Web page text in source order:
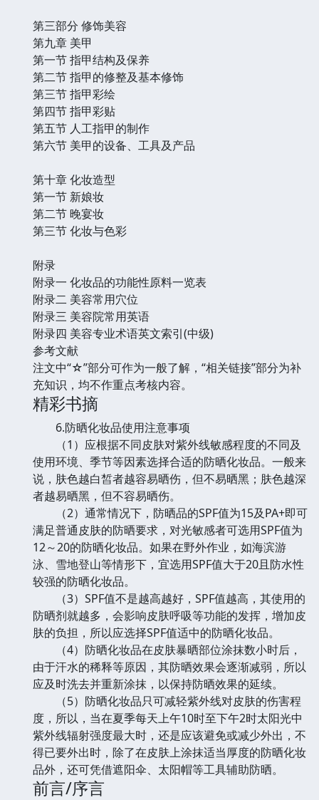
第三部分 修饰美容
第九章 美甲
第一节 指甲结构及保养
第二节 指甲的修整及基本修饰
第三节 指甲彩绘
第四节 指甲彩贴
第五节 人工指甲的制作
第六节 美甲的设备、工具及产品
第十章 化妆造型
第一节 新娘妆
第二节 晚宴妆
第三节 化妆与色彩
附录
附录一 化妆品的功能性原料一览表
附录二 美容常用穴位
附录三 美容院常用英语
附录四 美容专业术语英文索引(中级)
参考文献
注文中“☆”部分可作为一般了解，“相关链接”部分为补
充知识，均不作重点考核内容。
精彩书摘
6.防晒化妆品使用注意事项
（1）应根据不同皮肤对紫外线敏感程度的不同及
使用环境、季节等因素选择合适的防晒化妆品。一般来
说，肤色越白皙者越容易晒伤，但不易晒黑；肤色越深
者越易晒黑，但不容易晒伤。
（2）通常情况下，防晒品的SPF值为15及PA+即可
满足普通皮肤的防晒要求，对光敏感者可选用SPF值为
12～20的防晒化妆品。如果在野外作业，如海滨游
泳、雪地登山等情形下，宜选用SPF值大于20且防水性
较强的防晒化妆品。
（3）SPF值不是越高越好，SPF值越高，其使用的
防晒剂就越多，会影响皮肤呼吸等功能的发挥，增加皮
肤的负担，所以应选择SPF值适中的防晒化妆品。
（4）防晒化妆品在皮肤暴晒部位涂抹数小时后，
由于汗水的稀释等原因，其防晒效果会逐渐减弱，所以
应及时洗去并重新涂抹，以保持防晒效果的延续。
（5）防晒化妆品只可减轻紫外线对皮肤的伤害程
度，所以，当在夏季每天上午10时至下午2时太阳光中
紫外线辐射强度最大时，还是应该避免或减少外出，不
得已要外出时，除了在皮肤上涂抹适当厚度的防晒化妆
品外，还可凭借遮阳伞、太阳帽等工具辅助防晒。
前言/序言